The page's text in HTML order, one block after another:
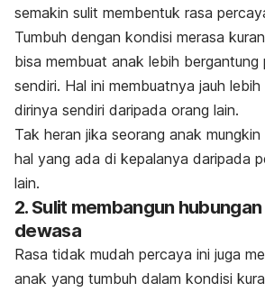
semakin sulit membentuk rasa
Tumbuh dengan kondisi merasa
bisa membuat anak lebih bergantung
sendiri. Hal ini membuatnya jauh
dirinya sendiri daripada orang lain.
Tak heran jika seorang anak
hal yang ada di kepalanya daripada
lain.
2. Sulit membangun
dewasa
Rasa tidak mudah percaya ini juga
anak yang tumbuh dalam kondisi